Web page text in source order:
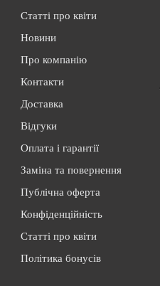
Статті про квіти
Новини
Про компанію
Контакти
Доставка
Відгуки
Оплата і гарантії
Заміна та повернення
Публічна оферта
Конфіденційність
Статті про квіти
Політика бонусів